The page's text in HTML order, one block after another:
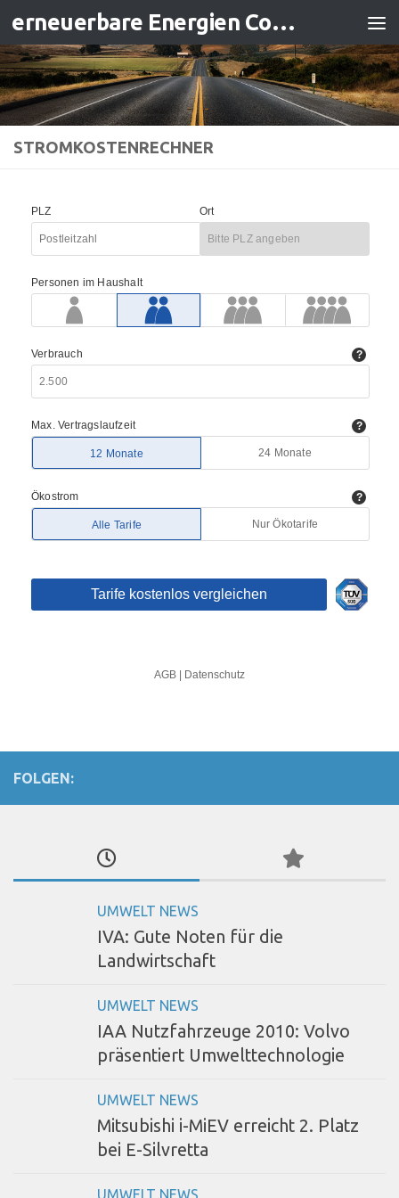
Zum Inhalt springen erneuerbare Energien Contracting
STROMKOSTENRECHNER
FOLGEN:
UMWELT NEWS
IVA: Gute Noten für die
Landwirtschaft
UMWELT NEWS
IAA Nutzfahrzeuge 2010: Volvo
präsentiert Umwelttechnologie
UMWELT NEWS
Mitsubishi i-MiEV erreicht 2. Platz
bei E-Silvretta
UMWELT NEWS